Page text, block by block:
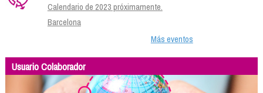
Calendario de 2023 próximamente.
Barcelona
Más eventos
Usuario Colaborador